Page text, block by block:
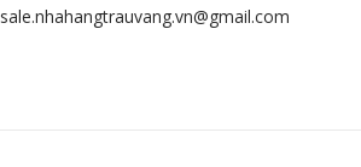
sale.nhahangtrauvang.vn@gmail.com